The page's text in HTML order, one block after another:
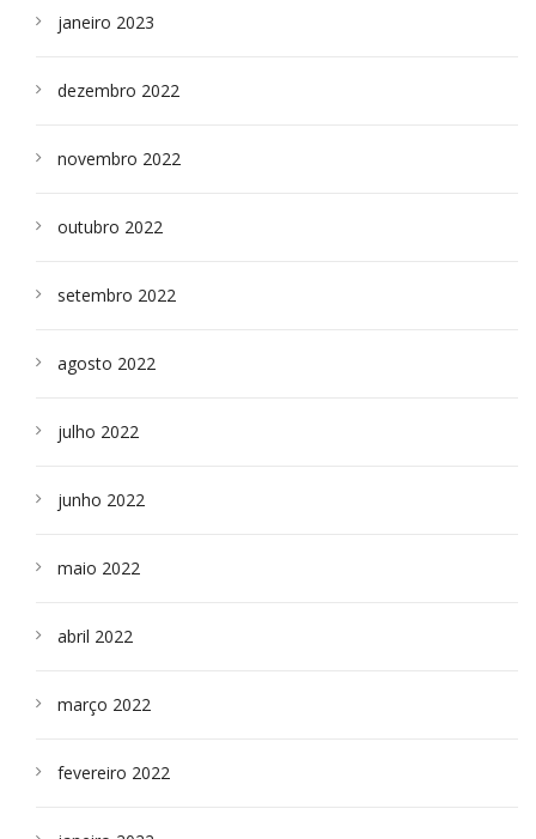
janeiro 2023
dezembro 2022
novembro 2022
outubro 2022
setembro 2022
agosto 2022
julho 2022
junho 2022
maio 2022
abril 2022
março 2022
fevereiro 2022